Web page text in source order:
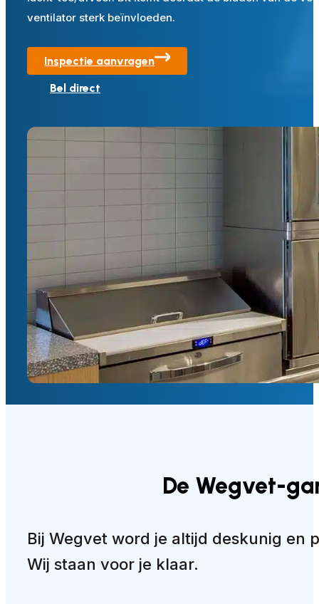
ventilator sterk beïnvloeden.
Inspectie aanvragen
Bel direct
De Wegvet-
Bij Wegvet word je altijd deskunig en
Wij staan voor je klaar.